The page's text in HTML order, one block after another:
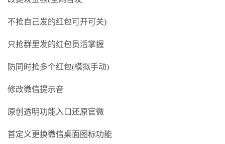
不抢自己发的红包可开可关)
只抢群里发的红包员活掌握
防同时抢多个红包(模拟手动)
修改微信提示音
原创透明功能入口还原官微
首定义更换微信桌面图标功能